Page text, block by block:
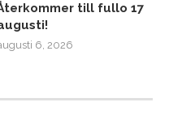
till fullo 17
6, 2026